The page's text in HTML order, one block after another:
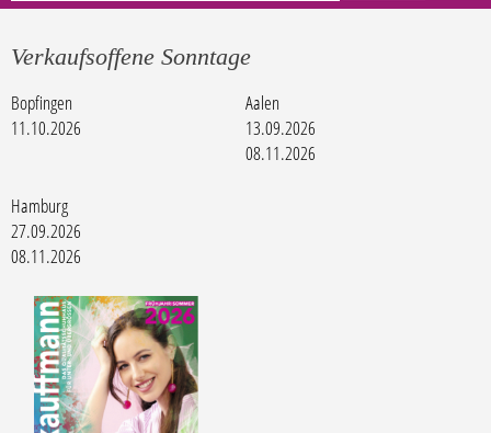
Verkaufsoffene Sonntage
Bopfingen
11.10.2026
Aalen
13.09.2026
08.11.2026
Hamburg
27.09.2026
08.11.2026